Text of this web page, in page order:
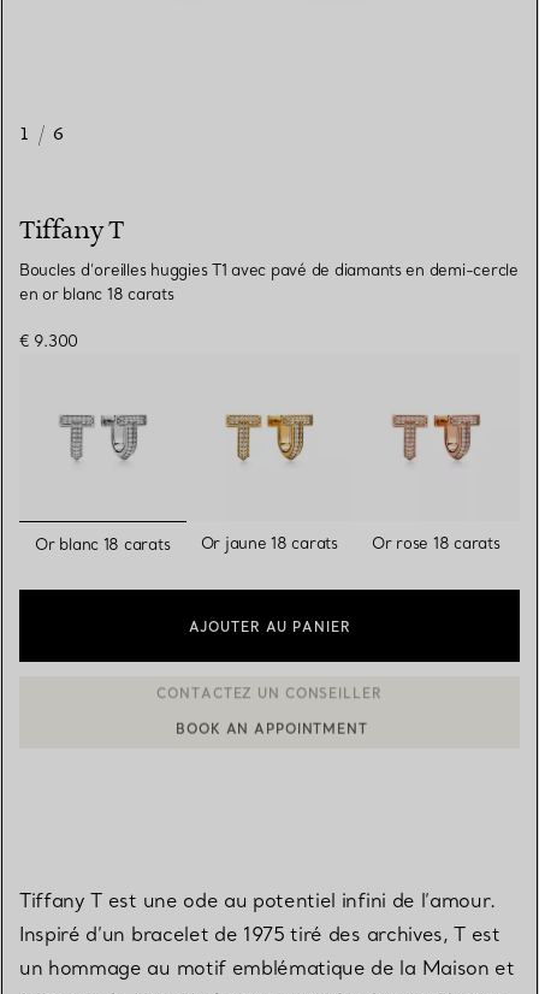
1 / 6
Tiffany T
Boucles d’oreilles huggies T1 avec pavé de diamants en demi-cercle
en or blanc 18 carats
€ 9.300
sélectionnés
Or blanc 18 carats Or jaune 18 carats Or rose 18 carats
AJOUTER AU PANIER
CONTACTER UN CONSEILLER CLIENT OU PRENDRE RENDEZ-
Tiffany T est une ode au potentiel infini de l’amour.
Inspiré d’un bracelet de 1975 tiré des archives, T est
un hommage au motif emblématique de la Maison et